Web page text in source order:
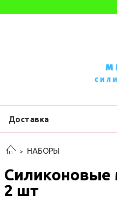
Доставка
НАБОРЫ
2 шт